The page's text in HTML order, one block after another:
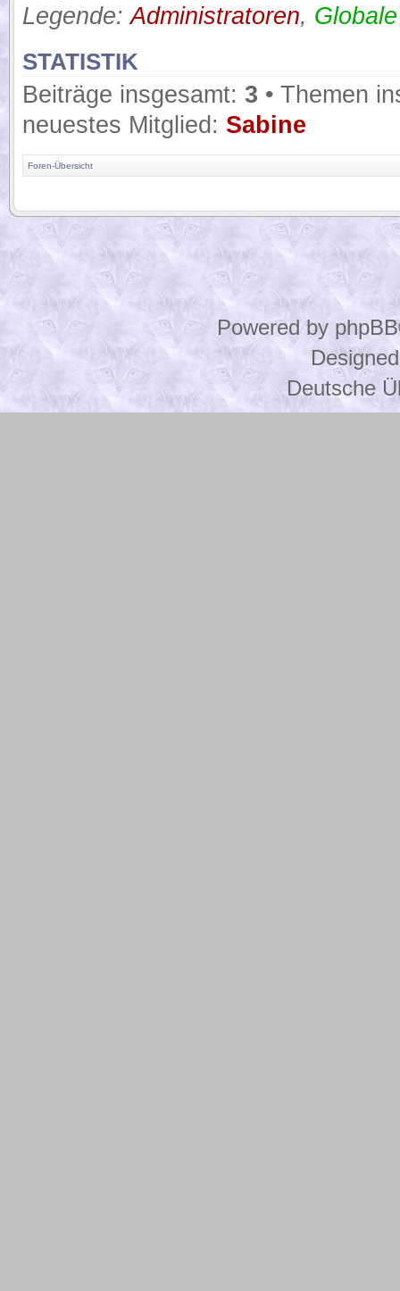
Legende:Administratoren,
STATISTIK
Beiträge insgesamt: 3 • Themen
neuestes Mitglied: Sabine
Foren-Übersicht
.
Powered by phpBB
Deutsche